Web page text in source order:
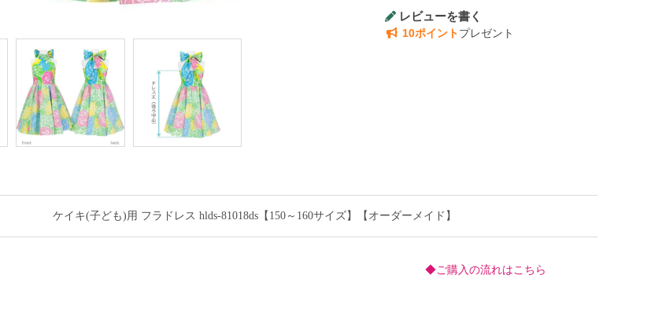
レビューを書く
10ポイントプレゼント
ケイキ(子ども)用 フラドレス hlds-81018ds【150～160サイズ】【オーダーメイド】
◆ご購入の流れはこちら